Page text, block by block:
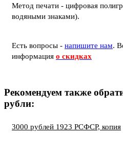
Метод печати - цифровая
водяными знаками).
Есть вопросы - напишите нам.
информация о скидках
Рекомендуем также
рубли:
3000 рублей 1923 РСФСР, копия